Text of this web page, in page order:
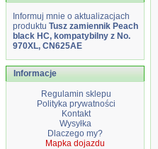
Informuj mnie o aktualizacjach
produktu Tusz zamiennik Peach
black HC, kompatybilny z No.
970XL, CN625AE
Informacje
Regulamin sklepu
Polityka prywatności
Kontakt
Wysyłka
Dlaczego my?
Mapka dojazdu